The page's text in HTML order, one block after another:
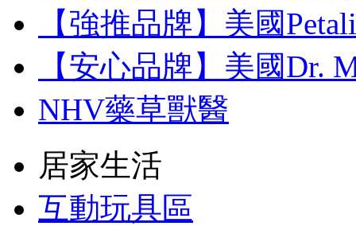
【強推品牌】美國
【安心品牌】美國Dr.
NHV藥草獸醫
居家生活
互動玩具區